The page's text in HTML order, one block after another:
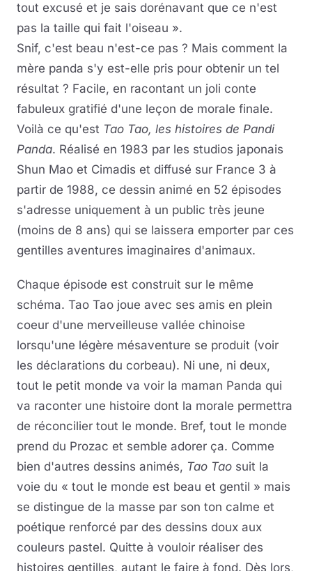
tout excusé et je sais dorénavant que ce n'est
pas la taille qui fait l'oiseau ».
Snif, c'est beau n'est-ce pas ? Mais comment la
mère panda s'y est-elle pris pour obtenir un tel
résultat ? Facile, en racontant un joli conte
fabuleux gratifié d'une leçon de morale finale.
Voilà ce qu'est Tao Tao, les histoires de Pandi
Panda. Réalisé en 1983 par les studios japonais
Shun Mao et Cimadis et diffusé sur France 3 à
partir de 1988, ce dessin animé en 52 épisodes
s'adresse uniquement à un public très jeune
(moins de 8 ans) qui se laissera emporter par ces
gentilles aventures imaginaires d'animaux.
Chaque épisode est construit sur le même
schéma. Tao Tao joue avec ses amis en plein
coeur d'une merveilleuse vallée chinoise
lorsqu'une légère mésaventure se produit (voir
les déclarations du corbeau). Ni une, ni deux,
tout le petit monde va voir la maman Panda qui
va raconter une histoire dont la morale permettra
de réconcilier tout le monde. Bref, tout le monde
prend du Prozac et semble adorer ça. Comme
bien d'autres dessins animés, Tao Tao suit la
voie du « tout le monde est beau et gentil » mais
se distingue de la masse par son ton calme et
poétique renforcé par des dessins doux aux
couleurs pastel. Quitte à vouloir réaliser des
histoires gentilles, autant le faire à fond. Dès lors,